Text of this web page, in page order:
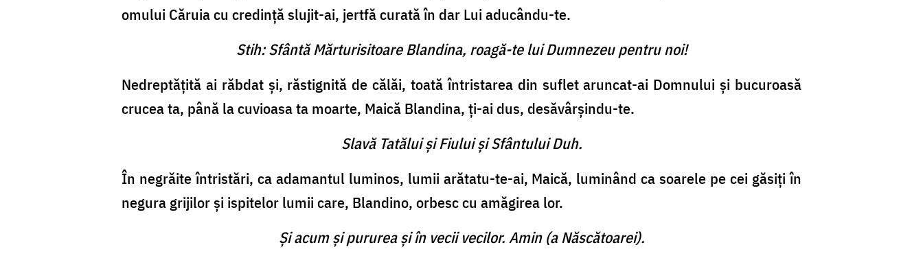
omului Căruia cu credință slujit-ai, jertfă curată în dar Lui aducându-te.
Stih: Sfântă Mărturisitoare Blandina, roagă-te lui Dumnezeu pentru noi!
Nedreptățită ai răbdat și, răstignită de călăi, toată întristarea din suflet aruncat-ai Domnului și bucuroasă
crucea ta, până la cuvioasa ta moarte, Maică Blandina, ți-ai dus, desăvârșindu-te.
Slavă Tatălui şi Fiului şi Sfântului Duh.
În negrăite întristări, ca adamantul luminos, lumii arătatu-te-ai, Maică, luminând ca soarele pe cei găsiți în
negura grijilor și ispitelor lumii care, Blandino, orbesc cu amăgirea lor.
Şi acum şi pururea şi în vecii vecilor. Amin (a Născătoarei).